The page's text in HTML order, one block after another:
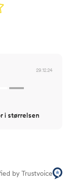
29.12.24
i størrelsen
by Trustvoice